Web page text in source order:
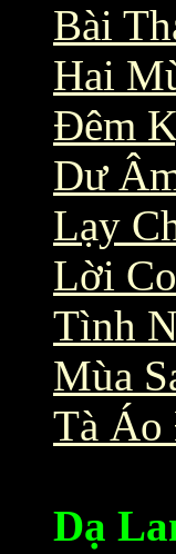
Bài
Hai
Đêm
Dư
Lạy
Lời
Tình
Mùa
Tà Áo
Dạ